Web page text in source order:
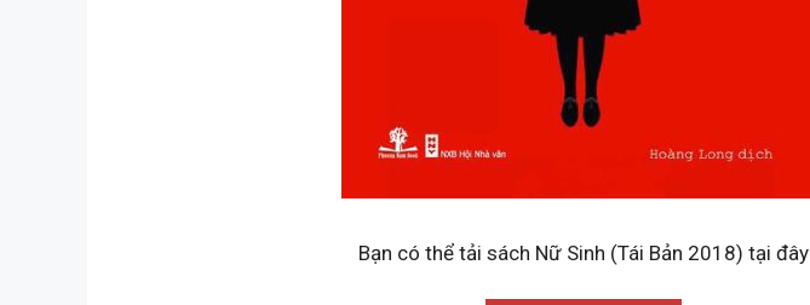
Bạn có thể tải sách Nữ Sinh (Tái Bản 2018) tại đây